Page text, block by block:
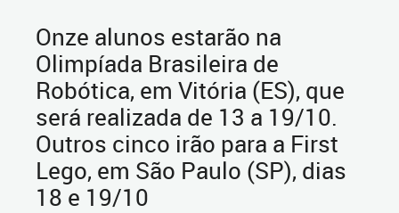
Onze alunos estarão na
Olimpíada Brasileira de
Robótica, em Vitória (ES), que
será realizada de 13 a 19/10.
Outros cinco irão para a First
Lego, em São Paulo (SP), dias
18 e 19/10